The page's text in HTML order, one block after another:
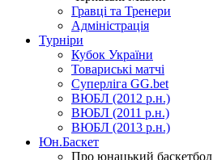
Гравці та Тренери
Адміністрація
Турніри
Кубок України
Товариські матчі
Суперліга GG.bet
ВЮБЛ (2012 р.н.)
ВЮБЛ (2011 р.н.)
ВЮБЛ (2013 р.н.)
Юн.Баскет
Про юнацький баскетбол